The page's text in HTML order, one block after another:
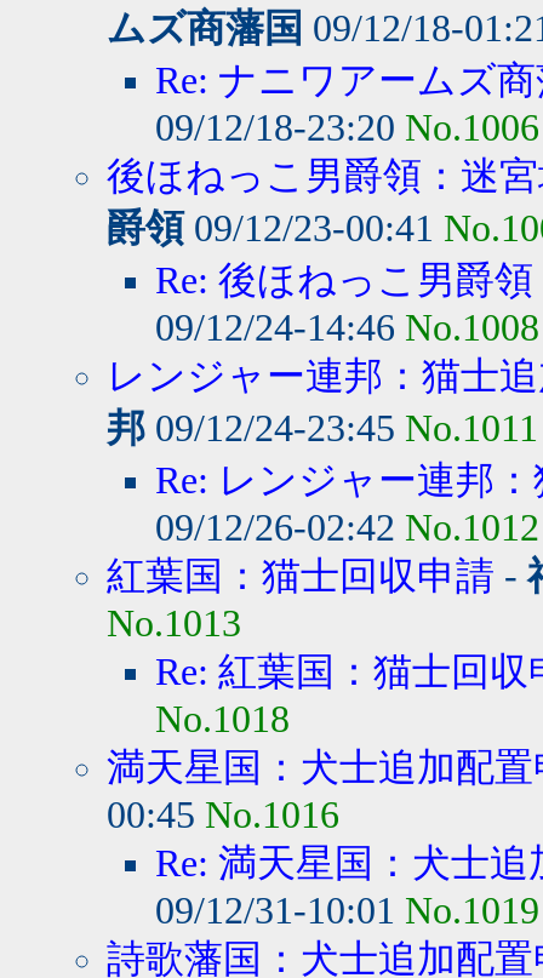
ムズ商藩国 09/12/18-
Re: ナニワアームズ
09/12/18-23:20 No.1006
後ほねっこ男爵領：迷
爵領09/12/23-00:41
Re: 後ほねっこ男爵
09/12/24-14:46 No.1008
レンジャー連邦：猫士
邦 09/12/24-23:45 No.1011
Re: レンジャー連邦
09/12/26-02:42 No.1012
紅葉国：猫士回収申請 -
No.1013
Re: 紅葉国：猫士回収
No.1018
満天星国：犬士追加配置
00:45 No.1016
Re: 満天星国：犬士
09/12/31-10:01 No.1019
詩歌藩国：犬士追加配置